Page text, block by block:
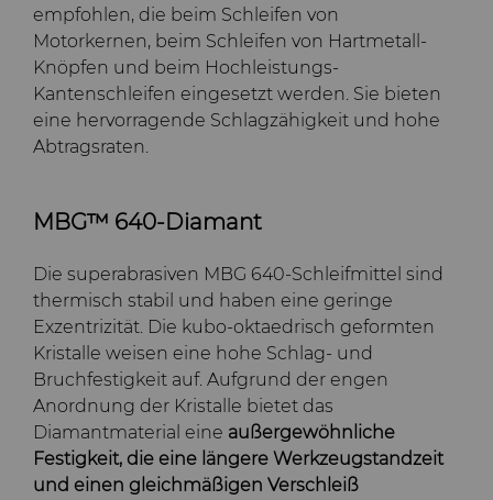
empfohlen, die beim Schleifen von
Motorkernen, beim Schleifen von Hartmetall-
Knöpfen und beim Hochleistungs-
Kantenschleifen eingesetzt werden. Sie bieten
eine hervorragende Schlagzähigkeit und hohe
Abtragsraten.
MBG™ 640-Diamant
Die superabrasiven MBG 640-Schleifmittel sind
thermisch stabil und haben eine geringe
Exzentrizität. Die kubo-oktaedrisch geformten
Kristalle weisen eine hohe Schlag- und
Bruchfestigkeit auf. Aufgrund der engen
Anordnung der Kristalle bietet das
Diamantmaterial eine außergewöhnliche
Festigkeit, die eine längere Werkzeugstandzeit
und einen gleichmäßigen Verschleiß